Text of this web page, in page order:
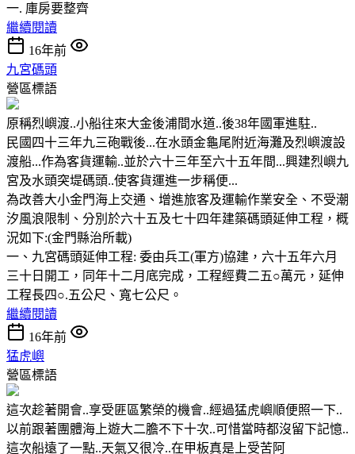
一. 庫房要整齊
繼續閱讀
16年前
九宮碼頭
營區標語
原稱烈嶼渡..小船往來大金後浦間水道..後38年國軍進駐..
民國四十三年九三砲戰後...在水頭金龜尾附近海灘及烈嶼渡設
渡船...作為客貨運輸..並於六十三年至六十五年間...興建烈嶼九
宮及水頭突堤碼頭..使客貨運進一步稱便...
為改善大小金門海上交通、增進旅客及運輸作業安全、不受潮
汐風浪限制、分別於六十五及七十四年建築碼頭延伸工程，概
況如下:(金門縣治所載)
一、九宮碼頭延伸工程: 委由兵工(軍方)協建，六十五年六月
三十日開工，同年十二月底完成，工程經費二五○萬元，延伸
工程長四○.五公尺、寬七公尺。
繼續閱讀
16年前
猛虎嶼
營區標語
這次趁著開會..享受匪區繁榮的機會..經過猛虎嶼順便照一下..
以前跟著團體海上遊大二膽不下十次..可惜當時都沒留下記憶..
這次船遠了一點..天氣又很冷..在甲板真是上受苦阿